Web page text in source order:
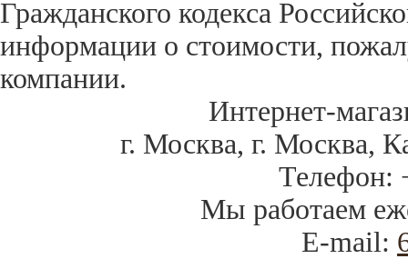
Гражданского кодекса
информации о стоимости,
компании.
Интернет-
г. Москва,г. Москва,
Телефон:
Мы работаем
E-mail: